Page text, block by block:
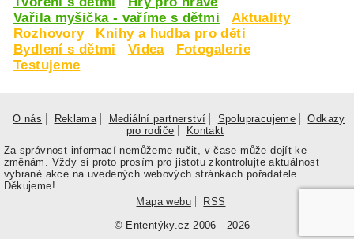
Vařila myšička - vaříme s dětmi
Aktuality
Rozhovory
Knihy a hudba pro děti
Bydlení s dětmi
Videa
Fotogalerie
Testujeme
O nás Reklama Mediální partnerství Spolupracujeme
Odkazy
pro rodiče
Kontakt
© Ententýky.cz 2006 - 2026
Za správnost informací nemůžeme ručit, v čase může dojít ke
změnám. Vždy si proto prosím pro jistotu zkontrolujte aktuálnost
vybrané akce na uvedených webových stránkách pořadatele.
Děkujeme!
Mapa webu
RSS